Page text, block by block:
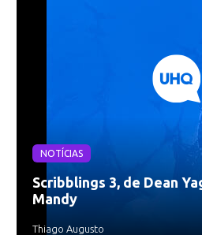
NOTÍCIAS
Scribblings 3, de Dean
Mandy
Thiago Augusto